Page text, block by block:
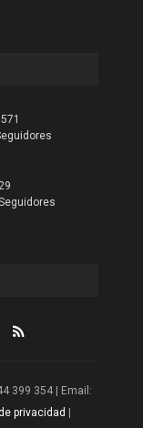
29
399 354 | Email:
privacidad |